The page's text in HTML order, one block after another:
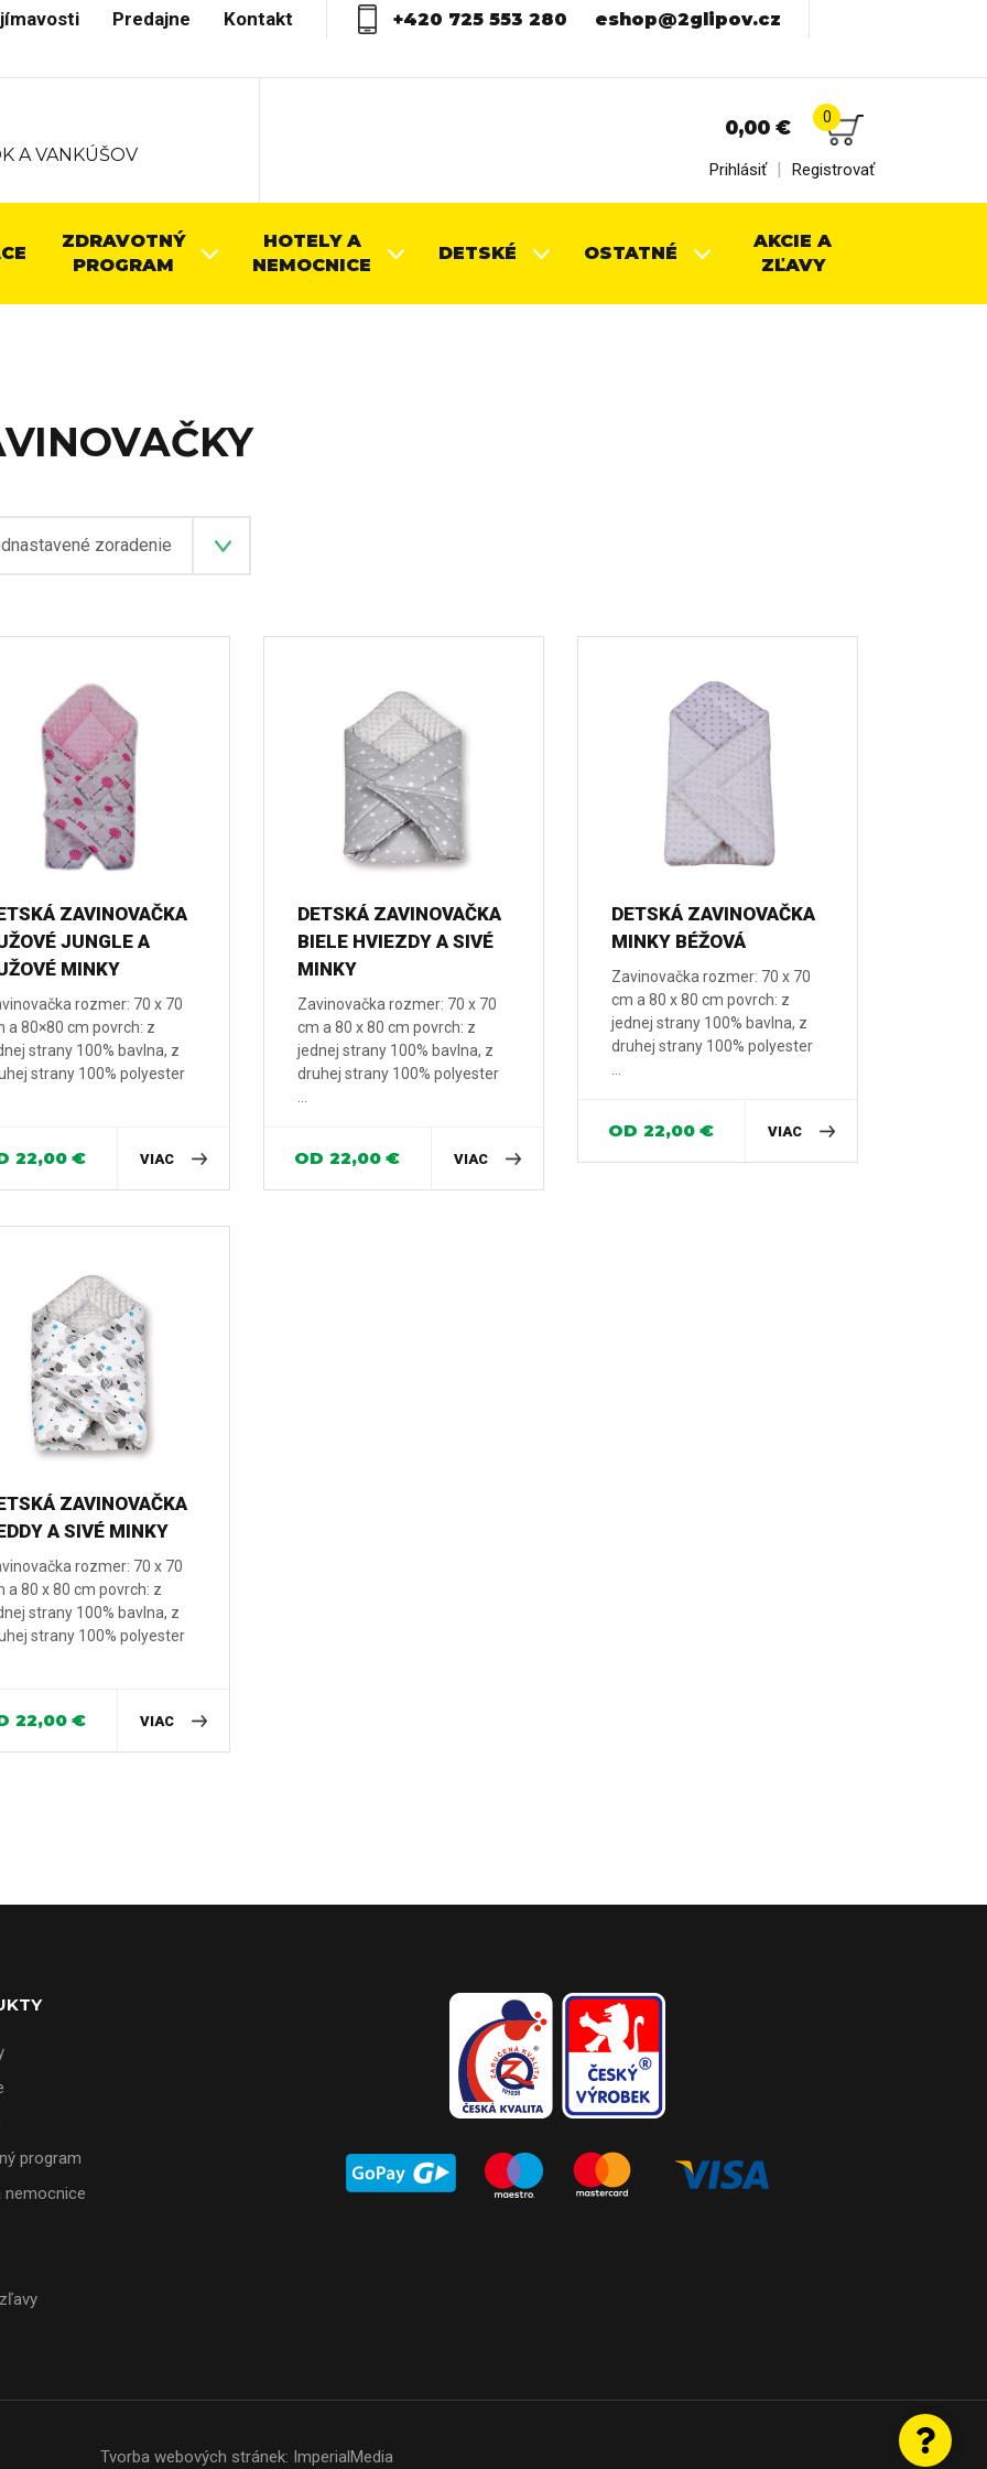
Predajne Kontakt +420 725 553 280
eshop@2glipov.cz
A VANKÚŠOV
0,00 € 0
Prihlásiť | Registrovať
ZDRAVOTNÝ
PROGRAM
HOTELY A
NEMOCNICE
DETSKÉ OSTATNÉ
AKCIE A
ZĽAVY
ZAVINOVAČKA
JUNGLE A
MINKY
rozmer: 70 x 70
a 80×80 cm povrch: z
strany 100% bavlna, z
strany 100% polyester
22,00€ VIAC
DETSKÁ ZAVINOVAČKA
BIELE HVIEZDY A SIVÉ
MINKY
Zavinovačka rozmer: 70 x 70
cm a 80 x 80 cm povrch: z
jednej strany 100% bavlna, z
druhej strany 100% polyester
OD22,00€ VIAC
DETSKÁ ZAVINOVAČKA
MINKY BÉŽOVÁ
Zavinovačka rozmer: 70 x 70
cm a 80 x 80 cm povrch: z
jednej strany 100% bavlna, z
druhej strany 100% polyester
OD22,00€ VIAC
ZAVINOVAČKA
A SIVÉ MINKY
rozmer: 70 x 70
a 80 x 80 cm povrch: z
strany 100% bavlna, z
strany 100% polyester
22,00€ VIAC
program
nemocnice
Tvorba webových stránek: ImperialMedia